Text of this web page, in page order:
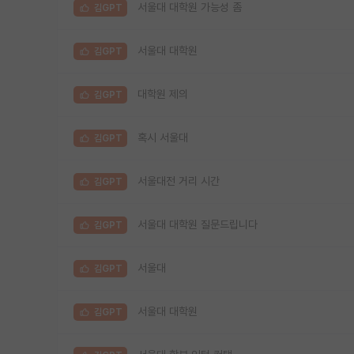
김GPT 서울대 대학원 가능성 좀
김GPT 서울대 대학원
김GPT 대학원 제의
김GPT 혹시 서울대
김GPT 서울대전 거리 시간
김GPT 서울대 대학원 질문드립니다
김GPT 서울대
김GPT 서울대 대학원